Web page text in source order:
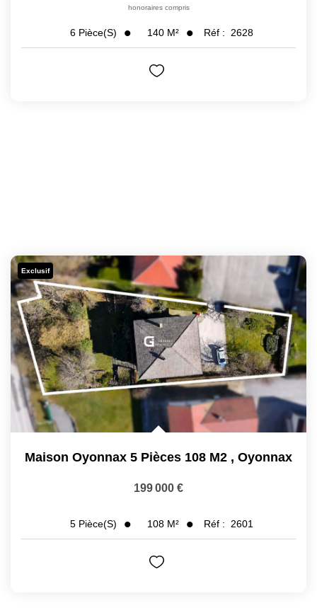
honoraires compris
6 Pièce(s) 140 M² Réf : 2628
Exclusif
Maison Oyonnax 5 Pièces 108 M2 , Oyonnax
199 000 €
5 Pièce(s) 108 M² Réf : 2601